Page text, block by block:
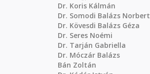
Dr. Koris Kálmán
Dr. Somodi Balázs Norbert
Dr. Kövesdi Balázs Géza
Dr. Seres Noémi
Dr. Tarján Gabriella
Dr. Móczár Balázs
Bán Zoltán